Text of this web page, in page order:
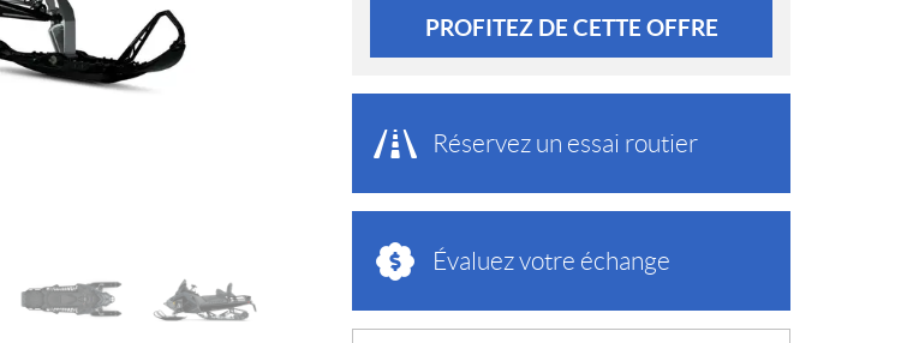
PROFITEZ DE CETTE OFFRE
Réservez un essai routier
Évaluez votre échange